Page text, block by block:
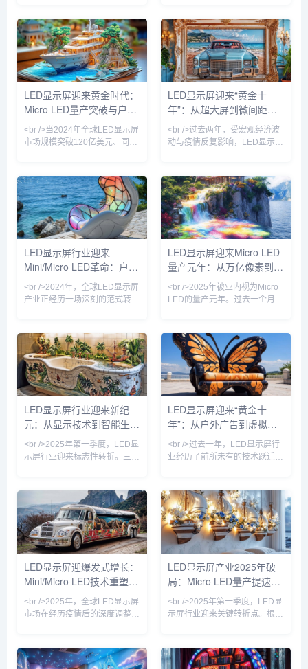
示产品，像素间距首次突破P0.3
以下，亮度达到10,000尼特以
上，相较传统OLED在户外强光
下的可视性提升近4倍。与此同
时，国内厂商利亚德与洲明科技
宣布其Micro LED巨量转移良率
已超过99.99%，使得单位成本
较两年前下降约60%。行业分析
新数据显示，国内超高清LED显
示屏市场规模已突破800亿元，
同比增长23%。从北京冬奥会到
杭州亚运会，从城市地标裸眼
3D大屏到虚拟制片影棚，LED
显示屏正从传统的“显示工具”升
级为“沉浸式体验载体”。值得注
意的是，今年发布的《LED显示
标正式实施，
LED显示屏迎来黄金时代：
Micro LED量产突破与户外
广告革命
<br />当2024年全球LED显示屏
市场规模突破120亿美元、同比
弹，而是技术代际切换带来的价
值重估。过去三年，Mini LED
背光在电视和笔记本上的渗透率
从5%飙升至38%，而Micro
LED芯片成本以每年35%的速度
下探——三星、京东方、利亚德
与友达的产线良率在近两个季度
相继突破99.9%的生死线。这意
牌
LED显示屏迎来“黄金十
年”：从超大屏到微间距，
技术革命重塑视觉生态
<br />过去两年，受宏观经济波
动与疫情反复影响，LED显示屏
来，随着文旅夜游、裸眼3D、
虚拟拍摄、会议一体机等新兴场
景加速放量，LED显示屏产业明
显回暖。据行业机构预计，
2025年全球LED显示屏市场规
模将突破120亿美元，同比增长
超15%。这背后，既有传统户外
广告屏的存量升级，更有Micro
等新技术的规
LED显示屏行业迎来
Mini/Micro LED革命：户外
广告与虚拟拍摄双轮驱动
<br />2024年，全球LED显示屏
产业正经历一场深刻的范式转
面贴装）与COB（板上芯片）
技术格局已被彻底打破，
Mini/Micro LED技术从实验室加
速走向量产线，成为驱动市场增
长的核心引擎。多家头部厂商如
利亚德、洲明科技、艾比森在
2024年半年报中披露，Mini
LED订单同比增长超过300%，
P
LED显示屏迎来Micro LED
量产元年：从万亿像素到虚
拟影棚的产业跃迁
<br />2025年被业内视为Micro
LED的量产元年。过去一个月
99.99%，而利亚德在其北京工
厂正式启用了全球首条全自动巨
量转移产线，单班产能达到
3000片晶圆。这标志着困扰行
业十余年的“巨量转移”与“缺陷修
复”两大痛点首次在量产层面得
到解决。与此同时，京东方在成
都的Micro LED试验线成功点亮
LED显示屏行业迎来新纪
元：从显示技术到智能生态
的全面跃迁
<br />2025年第一季度，LED显
示屏行业迎来标志性转折。三
尺寸商用显示器的成本拉低至传
统方案的60%。与此同时，Mini
LED背光技术加速向中端市场渗
透，75英寸电视价格首次跌破
万元大关。行业分析师指出，这
不仅是像素间距的缩小，更意味
着LED显示从“户外广告牌”向“超
高清家庭影院”的边界消融。<br
LED显示屏迎来“黄金十
年”：从户外广告到虚拟现
实，万亿赛道重构视觉产业
<br />过去一年，LED显示屏行
业经历了前所未有的技术跃迁。
元，年复合增长率保持在12%以
上。其中，Mini LED背光技术
加速渗透至高端电视、笔记本电
脑和车载显示领域，而Micro
LED则凭借其高亮度、低功耗和
超长寿命的优势，成为苹果、三
星、索尼等巨头竞相布局的下一
代显示技术。业内专家指出，随
Micr
LED显示屏迎爆发式增长：
Mini/Micro LED技术重塑千
亿市场格局
<br />2025年，全球LED显示屏
市场在经历疫情后的深度调整期
规模已突破1500亿元人民币，
同比增长18.6%，其中小间距及
LED显示屏产业2025年破
局：Micro LED量产提速，
透明屏与AI内容生态重塑户
外广告
<br />2025年第一季度，LED显
示屏行业迎来关键转折点。根据
升200%，良率突破99.9%，推
动单位制造成本下降约30%。三